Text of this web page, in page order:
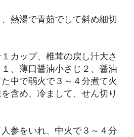
熱湯で青茹でして斜め細切
カップ、椎茸の戻し汁大さ
、薄口醤油小さじ２、醤油
中で弱火で３～４分煮て火
含め、冷まして、せん切り
参をいれ、中火で３～４分